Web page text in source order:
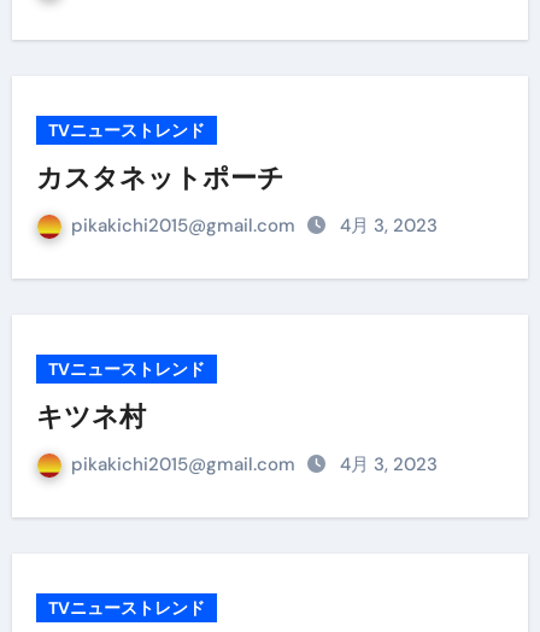
TVニューストレンド
カスタネットポーチ
pikakichi2015@gmail.com 4月 3, 2023
TVニューストレンド
キツネ村
pikakichi2015@gmail.com 4月 3, 2023
TVニューストレンド